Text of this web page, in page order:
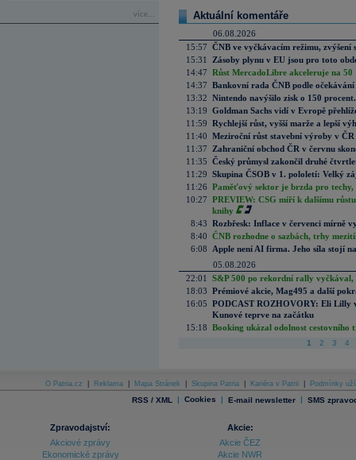
více... Aktuální komentáře
06.08.2026
15:57 ČNB ve vyčkávacím režimu, zvýšení
15:31
Zásoby plynu v EU jsou pro toto
14:47 Růst MercadoLibre akceleruje na
14:37 Bankovní rada ČNB podle
13:32 Nintendo navýšilo zisk o 150
13:19 Goldman Sachs vidí v Evropě
11:59 Rychlejší růst, vyšší marže a lepší
11:40 Meziroční růst stavební výroby v
11:37
Zahraniční obchod ČR v červnu
11:35 Český průmysl zakončil druhé
11:29 Skupina ČSOB v 1. pololetí: Velký
11:26 Paměťový sektor je brzda pro techy,
10:27 PREVIEW: CSG míří k dalšímu
knihy
8:43 Rozbřesk: Inflace v červenci mírně
8:40 ČNB rozhodne o sazbách, trhy
6:08
Apple není AI firma. Jeho síla stojí
05.08.2026
22:01
S&P 500 po rekordní rally vyčkával,
18:03 Prémiové akcie, Mag495 a další
16:05 PODCAST ROZHOVORY: Eli Lilly
Kunové teprve na začátku
15:18 Booking ukázal odolnost cestovního
1 2 3 4
O Patria.cz Reklama Mapa Stránek Skupina Patria Kariéra v Patrii Podmínky
RSS / XML | Cookies | E-mail newsletter | SMS
Zpravodajství:
Akciové zprávy
Ekonomické zprávy
Akcie:
Akcie ČEZ
Akcie NWR